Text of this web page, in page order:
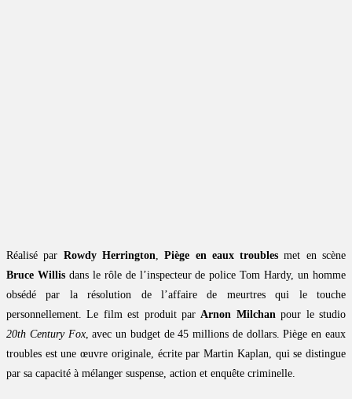
Réalisé par Rowdy Herrington ,Piège en eaux troubles met en scène
Bruce Willisdans le rôle de l’inspecteur de police Tom Hardy, un homme
obsédé par la résolution de l’affaire de meurtres qui le touche
personnellement. Le film est produit par Arnon Milchan pour le studio
20th Century Fox, avec un budget de 45 millions de dollars. Piège en eaux
troubles est une œuvre originale, écrite par Martin Kaplan, qui se distingue
par sa capacité à mélanger suspense, action et enquête criminelle.